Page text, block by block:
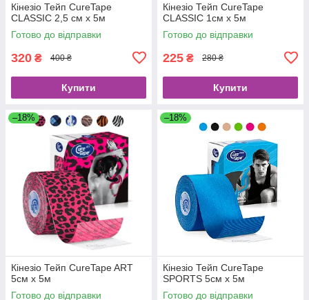
Кінезіо Тейп CureTape
CLASSIC 2,5 см х 5м
Готово до відправки
320 ₴ 400 ₴
Купити
Кінезіо Тейп CureTape
CLASSIC 1см х 5м
Готово до відправки
225 ₴ 280 ₴
Купити
–18%
Кінезіо Тейп CureTape ART
5см х 5м
Готово до відправки
–18%
Кінезіо Тейп CureTape
SPORTS 5см х 5м
Готово до відправки